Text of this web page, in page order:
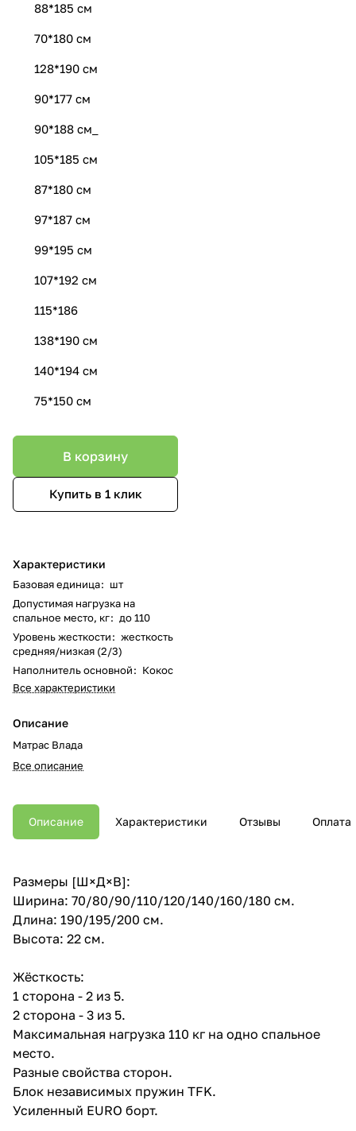
88*185 см
70*180 см
128*190 см
90*177 см
90*188 см_
105*185 см
87*180 см
97*187 см
99*195 см
107*192 см
115*186
138*190 см
140*194 см
75*150 см
В корзину
Купить в 1 клик
Характеристики
Базовая единица: шт
Допустимая нагрузка на
спальное место, кг: до 110
Уровень жесткости: жесткость
средняя/низкая (2/3)
Наполнитель основной: Кокос
Все характеристики
Описание
Матрас Влада
Все описание
Описание Характеристики Отзывы Оплата
Размеры [Ш×Д×В]:
Ширина: 70/80/90/110/120/140/160/180 см.
Длина: 190/195/200 см.
Высота: 22 см.
Жёсткость:
1 сторона - 2 из 5.
2 сторона - 3 из 5.
Максимальная нагрузка 110 кг на одно спальное
место.
Разные свойства сторон.
Блок независимых пружин TFK.
Усиленный EURO борт.